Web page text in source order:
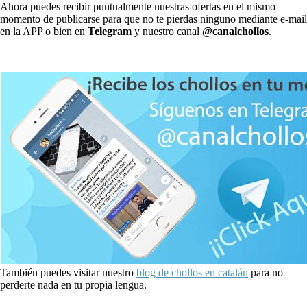
Ahora puedes recibir puntualmente nuestras ofertas en el mismo
momento de publicarse para que no te pierdas ninguno mediante e-mail
en la APP o bien en Telegram y nuestro canal @canalchollos.
También puedes visitar nuestro blog de chollos en catalán para no
perderte nada en tu propia lengua.